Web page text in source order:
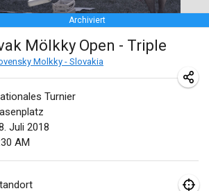
Archiviert
Mölkky Open - Triple
Molkky - Slovakia
Turnier
Juli 2018
AM
Individuel du Garo
21. Jan. 2018|Frankreich
Tournoi d'Hiver
27. Jan. 2018|Frankreich
27. Jan. 2018
2018